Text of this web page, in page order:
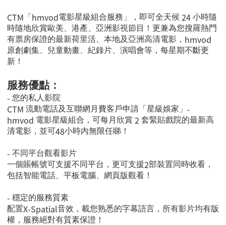
CTM 「 hmvod電影星級組合服務」，即可全天候 24 小時隨
時隨地欣賞歐美、港產、亞洲影視節目！更兼為您搜羅熱門
有票房保證的最新荷里活、本地及亞洲高清電影， hmvod
原創劇集、兒童動畫、紀錄片、演唱會等，每星期不斷更
新！
服務優點：
- 您的私人影院
CTM 流動電話及互聯網月費客戶申請「星級娛家」 -
hmvod 電影星級組合，可每月欣賞 2 套緊貼戲院的最新高
清電影，並可48小時內無限任睇！
- 不同平台觀看影片
一個賬帳號可支援不同平台，更可支援2部裝置同時收看，
包括智能電話、平板電腦、網頁版觀看！
- 穩定的服務質素
配置X-Spatial音效，載您熟悉的字幕語言，所有影片均有版
權，服務絕對有質素保證！